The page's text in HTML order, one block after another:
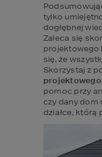
tylko
dogłębnej
Zaleca się
projektowego
się, że
Skorzystaj z
projektowego
pomoc przy
czy dany dom
działce, którą